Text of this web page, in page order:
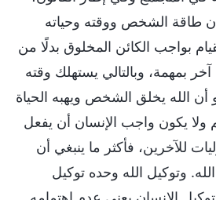
طاقة الشخص ووقته وحياته
بواجب الكائن المخلوق بدلًا من
بمهمة، وبالتالي يستهلك وقته
الله يخلق الشخص ويهبه الحياة
ولا يكون واجب الإنسان أن يفعل
للآخرين، فأكثر ما ينبغي أن
وتوكيل الله وحده توكيل